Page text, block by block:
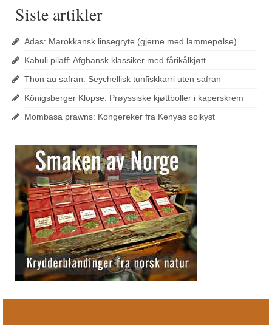
Siste artikler
Adas: Marokkansk linsegryte (gjerne med lammepølse)
Kabuli pilaff: Afghansk klassiker med fårikålkjøtt
Thon au safran: Seychellisk tunfiskkarri uten safran
Königsberger Klopse: Prøyssiske kjøttboller i kaperskrem
Mombasa prawns: Kongereker fra Kenyas solkyst